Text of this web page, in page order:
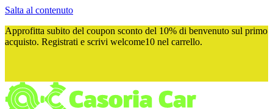
Salta al contenuto
Approfitta subito del coupon sconto del 10% di benvenuto sul primo
acquisto. Registrati e scrivi welcome10 nel carrello.